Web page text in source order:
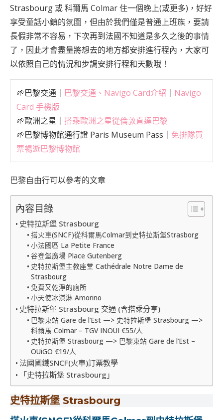
Strasbourg 或科爾馬 Colmar住一個晚上(或更多)，好好
享受童話小鎮的氛圍，但由於我們僅是普通上班族，要請
長假非常不容易，下次再到法國不知道是多久之後的事情
了，因此才會盡量將想去的地方都安排進行程內，大家可
以依照自己的情況和步調安排行程和天數哦！
🌱巴黎交通｜ 巴黎交通、Navigo Card介紹
Navigo
Card 手機版
🌱歐洲之星｜ 搭乘歐洲之星從倫敦直達巴黎
🌱巴黎博物館通行證 Paris Museum Pass｜ 免排隊買
票暢遊巴黎博物館
巴黎自由行可以參考的文章
內容目錄
史特拉斯堡 Strasbourg
搭火車(SNCF)從科爾馬Colmar到史特拉斯堡Strasborg
小法國區 La Petite France
谷登堡廣場 Place Gutenberg
史特拉斯堡主教座堂 Cathédrale Notre Dame de
Strasbourg
免費又乾淨的廁所
小天使冰淇淋 Amorino
史特拉斯堡 Strasbourg 交通 (含搭乘分享)
巴黎東站 Gare de l’Est —> 史特拉斯堡 Strasbourg —>
科爾馬 Colmar – TGV INOUI €55/人
史特拉斯堡 Strasbourg —> 巴黎東站 Gare de l’Est –
OUiGO €19/人
法國國鐵SNCF(火車)訂票教學
「史特拉斯堡 Strasbourg」
史特拉斯堡 Strasbourg